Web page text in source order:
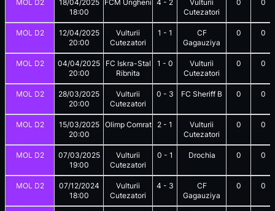
MOL D2
18/04/2025
18:00
FCM Ungheni 4 - 2
Vulturii
Cutezatori
0 0
MOL D2
12/04/2025
20:00
Vulturii
Cutezatori
1 - 1
CF
Gagauziya
0 0
MOL D2
04/04/2025
20:00
FC Iskra-Stal
Ribnita
1 - 0
Vulturii
Cutezatori
0 0
MOL D2
28/03/2025
20:00
Vulturii
Cutezatori
0 - 3 FC Sheriff B 0 0
MOL D2
15/03/2025
20:00
Olimp Comrat 2 - 1
Vulturii
Cutezatori
0 0
MOL D2
07/03/2025
19:00
Vulturii
Cutezatori
0 - 1 Drochia 0 0
MOL D2
07/12/2024
18:00
Vulturii
Cutezatori
4 - 3
CF
Gagauziya
0 0